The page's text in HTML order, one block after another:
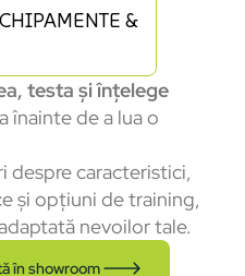
&
testa și înțelege
înainte de a lua o
despre caracteristici,
și opțiuni de training,
nevoilor tale.
în showroom